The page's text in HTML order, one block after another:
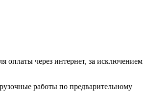
оплаты через интернет, за исключением
работы по предварительному